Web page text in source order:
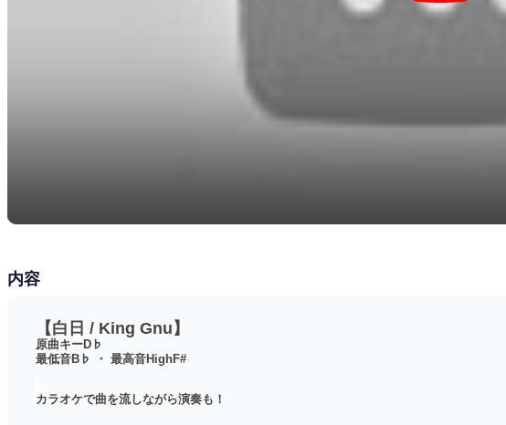
内容
【白日 / King Gnu】
原曲キーD♭
最低音B♭ ・ 最高音HighF#
カラオケで曲を流しながら演奏も！